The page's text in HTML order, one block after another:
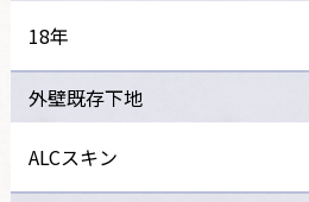
18年
外壁既存下地
ALCスキン